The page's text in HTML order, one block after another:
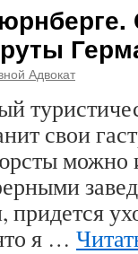
Адвокат
свои
можно
я …